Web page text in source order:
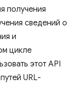
получения
сведений о
и
цикле
этот API
URL-